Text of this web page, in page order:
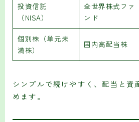
投資信託
（NISA）
全世界株式ファ
ンド
個別株（単元未
満株）
国内高配当株
シンプルで続けやすく、配当と資
めます。